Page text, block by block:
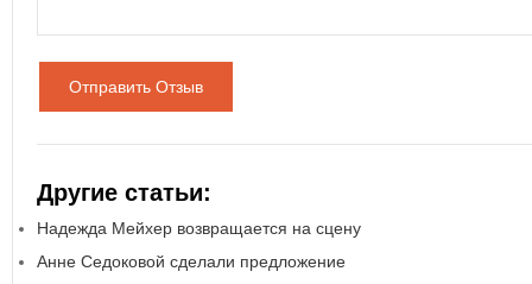
Отправить Отзыв
Другие статьи:
Надежда Мейхер возвращается на сцену
Анне Седоковой сделали предложение